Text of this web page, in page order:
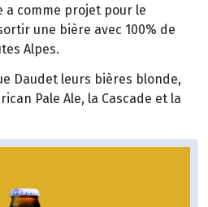
a comme projet pour le
une bière avec 100% de
Alpes.
Daudet leurs bières blonde,
Pale Ale, la Cascade et la